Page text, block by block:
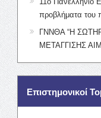
προβλήματα του
ΓΝΝΘΑ “Η
ΜΕΤΑΓΓΙΣΗΣ
Επιστημονικοί